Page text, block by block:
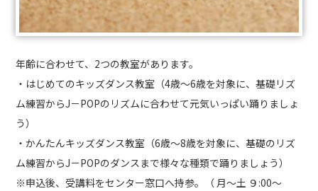
年齢に合わせて、2つの教室があります。
・はじめてのキッズダンス教室（4歳～6歳を対象に、基礎リズ
ム練習からJ－POPのリズムに合わせて元気いっぱい踊りましょ
う）
・かんたんキッズダンス教室（6歳～8歳を対象に、基礎のリズ
ム練習からJ－POPのダンスまで様々な種類で踊りましょう）
※申込後、受講料をセンター窓口へ持参。（ 月～土 ９:00～